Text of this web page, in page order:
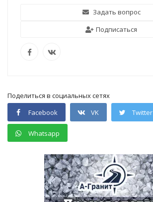
Задать вопрос
Подписаться
Поделиться в социальных сетях
Facebook
VK Twitter
Whatsapp